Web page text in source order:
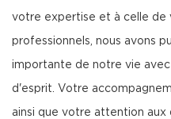
votre expertise et à celle de
professionnels, nous avons
importante de notre vie
d'esprit. Votre
ainsi que votre attention